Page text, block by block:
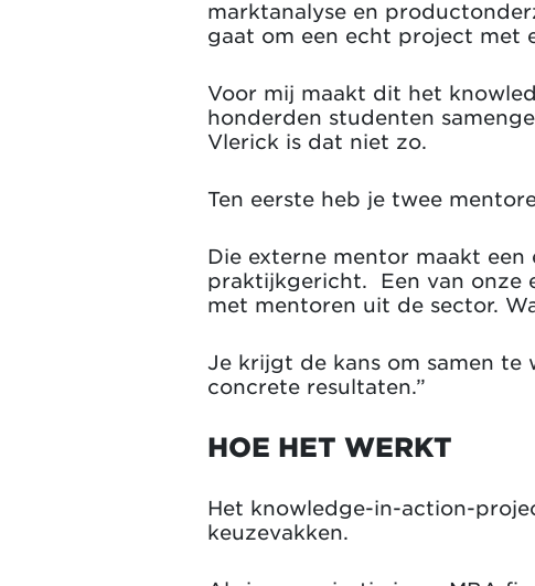
marktanalyse en
gaat om een echt project met
Voor mij maakt dit het
honderden studenten
Vlerick is dat niet zo.
Ten eerste heb je twee
Die externe mentor maakt
praktijkgericht. Een van onze
met mentoren uit de sector.
Je krijgt de kans om samen te
concrete resultaten.”
HOE HET WERKT
Het knowledge-in-action-
keuzevakken.